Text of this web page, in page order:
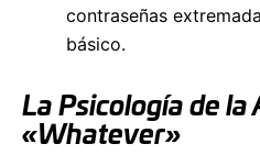
contraseñas
básico.
La Psicología de la
«Whatever»